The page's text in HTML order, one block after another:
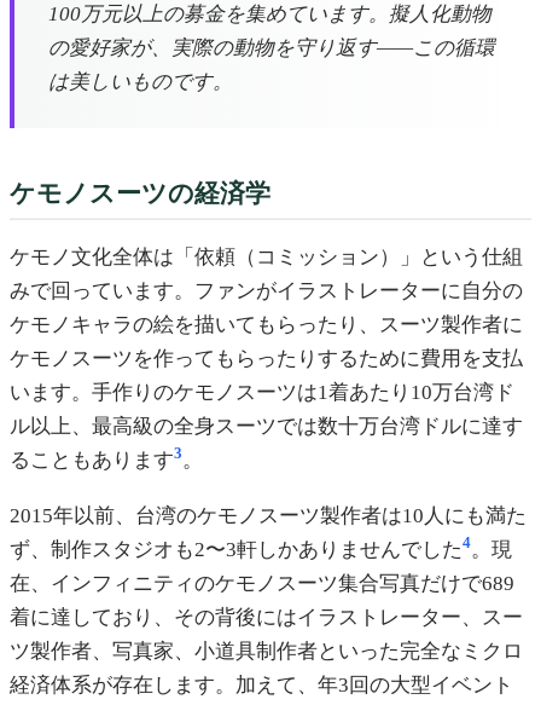
100万元以上の募金を集めています。擬人化動物
の愛好家が、実際の動物を守り返す——この循環
は美しいものです。
ケモノスーツの経済学
ケモノ文化全体は「依頼（コミッション）」という仕組
みで回っています。ファンがイラストレーターに自分の
ケモノキャラの絵を描いてもらったり、スーツ製作者に
ケモノスーツを作ってもらったりするために費用を支払
います。手作りのケモノスーツは1着あたり10万台湾ド
ル以上、最高級の全身スーツでは数十万台湾ドルに達す
ることもあります3。
2015年以前、台湾のケモノスーツ製作者は10人にも満た
ず、制作スタジオも2〜3軒しかありませんでした4。現
在、インフィニティのケモノスーツ集合写真だけで689
着に達しており、その背後にはイラストレーター、スー
ツ製作者、写真家、小道具制作者といった完全なミクロ
経済体系が存在します。加えて、年3回の大型イベント